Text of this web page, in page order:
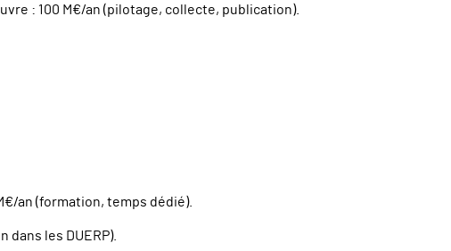
: 100 M€/an (pilotage, collecte, publication).
an (formation, temps dédié).
les DUERP).